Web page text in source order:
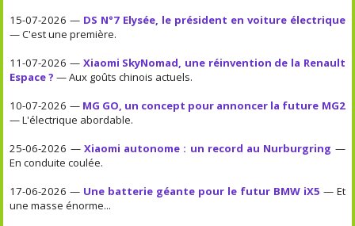
15-07-2026 — DS N°7 Elysée, le président en voiture électrique
— C'est une première.
11-07-2026 — Xiaomi SkyNomad, une réinvention de la Renault
Espace ? — Aux goûts chinois actuels.
10-07-2026 — MG GO, un concept pour annoncer la future MG2
— L'électrique abordable.
25-06-2026 — Xiaomi autonome : un record au Nurburgring —
En conduite coulée.
17-06-2026 — Une batterie géante pour le futur BMW iX5 — Et
une masse énorme...